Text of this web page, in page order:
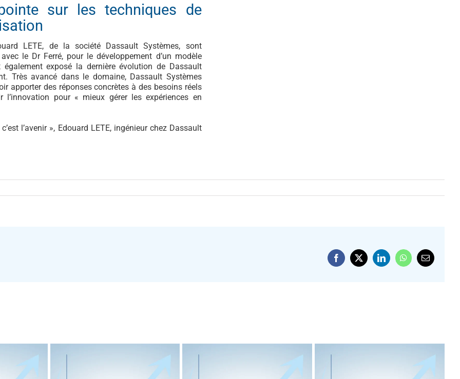
sur les techniques de
LETE, de la société Dassault Systèmes, sont
le Dr Ferré, pour le développement d’un modèle
exposé la dernière évolution de Dassault
Très avancé dans le domaine, Dassault Systèmes
apporter des réponses concrètes à des besoins réels
pour « mieux gérer les expériences en
l’avenir », Edouard LETE, ingénieur chez Dassault
Facebook
X LinkedInWhatsApp
Email